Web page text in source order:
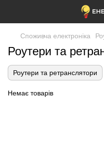
Споживча електроніка
Роутери та
Роутери та ретранслятори
Немає товарів